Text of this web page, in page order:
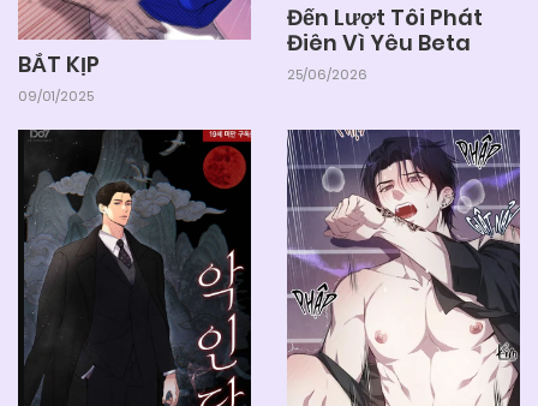
BẮT KỊP
09/01/2025
Đến Lượt Tôi Phát
Điên Vì Yêu Beta
25/06/2026